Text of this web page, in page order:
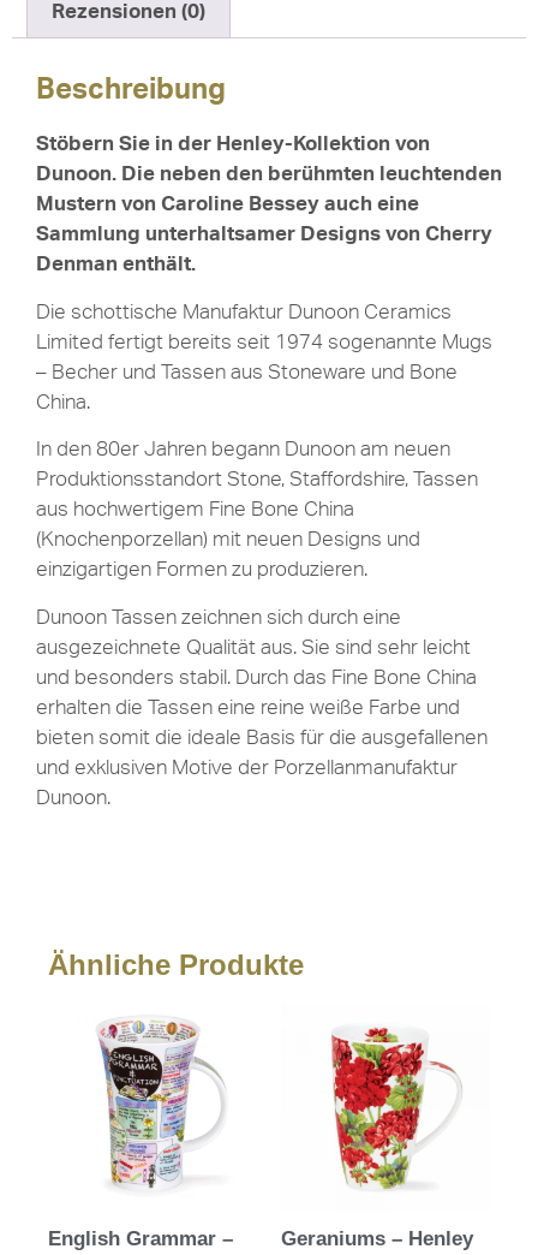
Rezensionen (0)
Beschreibung
Stöbern Sie in der Henley-Kollektion von
Dunoon. Die neben den berühmten leuchtenden
Mustern von Caroline Bessey auch eine
Sammlung unterhaltsamer Designs von Cherry
Denman enthält.
Die schottische Manufaktur Dunoon Ceramics
Limited fertigt bereits seit 1974 sogenannte Mugs
– Becher und Tassen aus Stoneware und Bone
China.
In den 80er Jahren begann Dunoon am neuen
Produktionsstandort Stone, Staffordshire, Tassen
aus hochwertigem Fine Bone China
(Knochenporzellan) mit neuen Designs und
einzigartigen Formen zu produzieren.
Dunoon Tassen zeichnen sich durch eine
ausgezeichnete Qualität aus. Sie sind sehr leicht
und besonders stabil. Durch das Fine Bone China
erhalten die Tassen eine reine weiße Farbe und
bieten somit die ideale Basis für die ausgefallenen
und exklusiven Motive der Porzellanmanufaktur
Dunoon.
Ähnliche Produkte
English Grammar –
Geraniums – Henley